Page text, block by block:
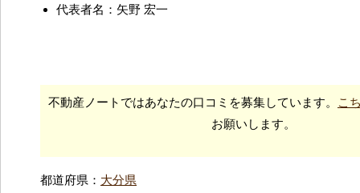
代表者名：矢野 宏一
不動産ノートではあなたの口コミを募集しています。
こ
お願いします。
都道府県： 大分県